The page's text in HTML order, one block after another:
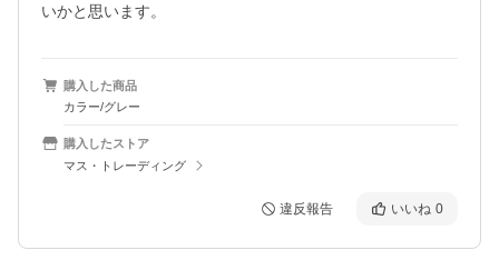
いかと思います。
購入した商品
カラー/グレー
購入したストア
マス・トレーディング
違反報告 いいね 0